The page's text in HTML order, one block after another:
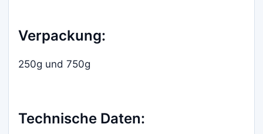
Verpackung:
250g und 750g
Technische Daten: